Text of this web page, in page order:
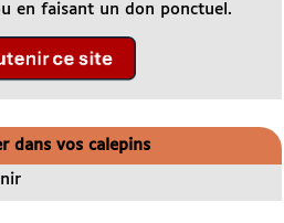
en faisant un don ponctuel.
dans vos calepins